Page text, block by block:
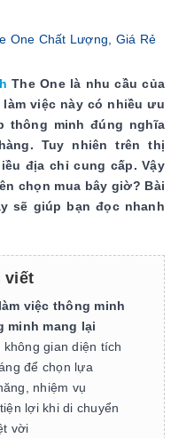
One Chất Lượng, Giá Rẻ
The One là nhu cầu của
việc này có nhiều ưu
thông minh đúng nghĩa
Tuy nhiên trên thị
địa chỉ cung cấp. Vậy
chọn mua bây giờ? Bài
sẽ giúp bạn đọc nhanh
viết
việc thông minh
minh mang lại
gian diện tích
để chọn lựa
nhiệm vụ
lợi khi di chuyển
vời